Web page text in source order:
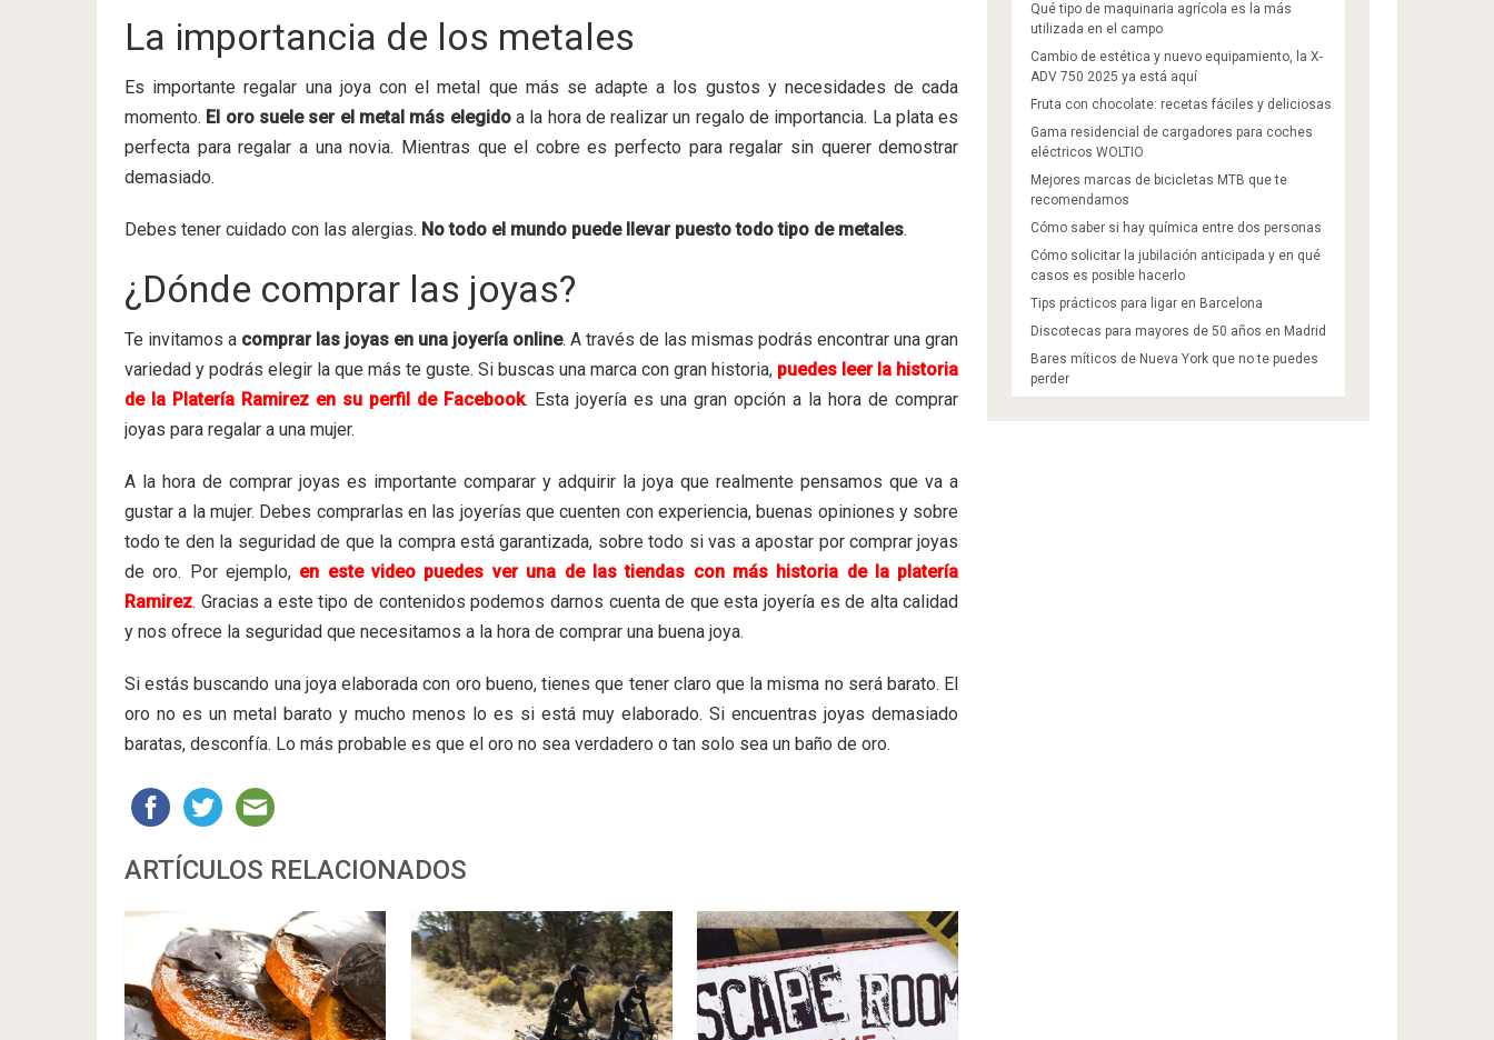
La importancia de los metales
Es importante regalar una joya con el metal que más se adapte a los gustos y necesidades de cada
momento. El oro suele ser el metal más elegidoa la hora de realizar un regalo de importancia. La plata es
perfecta para regalar a una novia. Mientras que el cobre es perfecto para regalar sin querer demostrar
demasiado.
Debes tener cuidado con las alergias. No todo el mundo puede llevar puesto todo tipo de metales.
¿Dónde comprar las joyas?
Te invitamos a comprar las joyas en una joyería online. A través de las mismas podrás encontrar una gran
variedad y podrás elegir la que más te guste. Si buscas una marca con gran historia, puedes leer la historia
de la Platería Ramirez en su perfil de Facebook. Esta joyería es una gran opción a la hora de comprar
joyas para regalar a una mujer.
A la hora de comprar joyas es importante comparar y adquirir la joya que realmente pensamos que va a
gustar a la mujer. Debes comprarlas en las joyerías que cuenten con experiencia, buenas opiniones y sobre
todo te den la seguridad de que la compra está garantizada, sobre todo si vas a apostar por comprar joyas
de oro. Por ejemplo, en este video puedes ver una de las tiendas con más historia de la platería
Ramirez. Gracias a este tipo de contenidos podemos darnos cuenta de que esta joyería es de alta calidad
y nos ofrece la seguridad que necesitamos a la hora de comprar una buena joya.
Si estás buscando una joya elaborada con oro bueno, tienes que tener claro que la misma no será barato. El
oro no es un metal barato y mucho menos lo es si está muy elaborado. Si encuentras joyas demasiado
baratas, desconfía. Lo más probable es que el oro no sea verdadero o tan solo sea un baño de oro.
ARTÍCULOS RELACIONADOS
Qué tipo de maquinaria agrícola es la más
utilizada en el campo
Cambio de estética y nuevo equipamiento, la X-
ADV 750 2025 ya está aquí
Fruta con chocolate: recetas fáciles y deliciosas
Gama residencial de cargadores para coches
eléctricos WOLTIO
Mejores marcas de bicicletas MTB que te
recomendamos
Cómo saber si hay química entre dos personas
Cómo solicitar la jubilación anticipada y en qué
casos es posible hacerlo
Tips prácticos para ligar en Barcelona
Discotecas para mayores de 50 años en Madrid​
Bares míticos de Nueva York que no te puedes
perder